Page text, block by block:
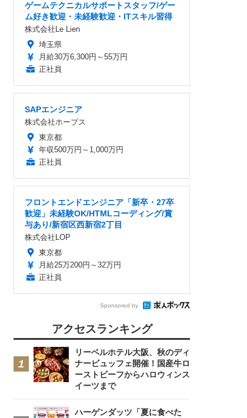
ゲームテクニカルサポートスタッフ/ゲー
ム好き歓迎・未経験歓迎・ITスキル習得
株式会社Le Lien
埼玉県
月給30万6,300円～55万円
正社員
SAPエンジニア
株式会社ホープス
東京都
年収500万円～1,000万円
正社員
フロントエンドエンジニア「新卒・27卒
歓迎」未経験OK/HTMLコーディング/賞
与あり/新宿区西新宿2丁目
株式会社LOP
東京都
月給25万200円～32万円
正社員
Sponsored by
アクセスランキング
リーベルホテル大阪、秋のディ
ナービュッフェ開催！国産牛ロ
ーストビーフからハロウィンス
イーツまで
ハーゲンダッツ「夏に食べた